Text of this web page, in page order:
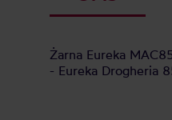
Żarna Eureka
- Eureka Drogheria